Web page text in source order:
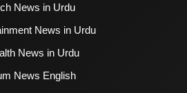
News in Urdu
News in Urdu
News in Urdu
News English